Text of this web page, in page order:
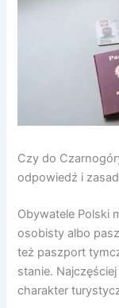
Czy do
odpowiedź i
Obywatele Polski
osobisty albo
też paszport
stanie.
charakter